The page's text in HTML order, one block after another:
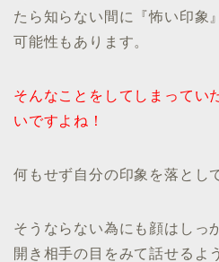
たら知らない間に『怖い印象
可能性もあります。
そんなことをしてしまってい
いですよね！
何もせず自分の印象を落とし
そうならない為にも顔はしっ
開き相手の目をみて話せるよ